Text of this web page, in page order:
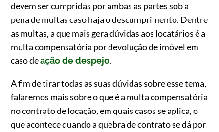
devem ser cumpridas por ambas as partes sob a
pena de multas caso haja o descumprimento. Dentre
as multas, a que mais gera dúvidas aos locatários é a
multa compensatória por devolução de imóvel em
caso deação de despejo.
A fim de tirar todas as suas dúvidas sobre esse tema,
falaremos mais sobre o que é a multa compensatória
no contrato de locação, em quais casos se aplica, o
que acontece quando a quebra de contrato se dá por